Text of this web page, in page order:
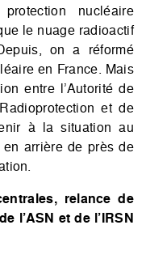
nucléaire
le nuage radioactif
on a réformé
en France. Mais
entre l’Autorité de
et de
à la situation au
arrière de près de
relance de
l’ASN et de l’IRSN